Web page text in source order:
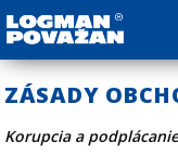
ZÁSADY
Korupcia a